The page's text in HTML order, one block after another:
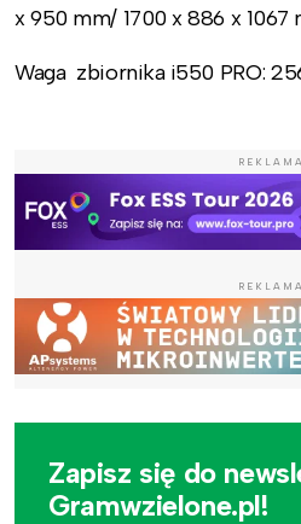
x 950 mm/ 1700 x 886 x 1067
Waga zbiornika i550 PRO:
REKLAMA
REKLAMA
Zapisz się do
Gramwzielone.pl!